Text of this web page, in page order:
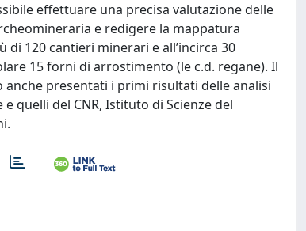
effettuare una precisa valutazione delle
e redigere la mappatura
120 cantieri minerari e all’incirca 30
15 forni di arrostimento (le c.d. regane). Il
presentati i primi risultati delle analisi
quelli del CNR, Istituto di Scienze del